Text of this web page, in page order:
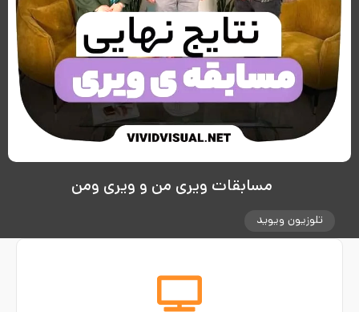
مسابقات ویری من و ویری ومن
تلوزیون ویوید